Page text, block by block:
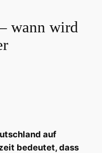
wann wird
auf
bedeutet, dass